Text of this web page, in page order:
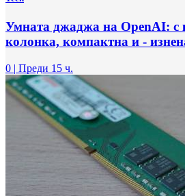
Умната джаджа на OpenAI: с
колонка, компактна и -
0 | Преди 15 ч.